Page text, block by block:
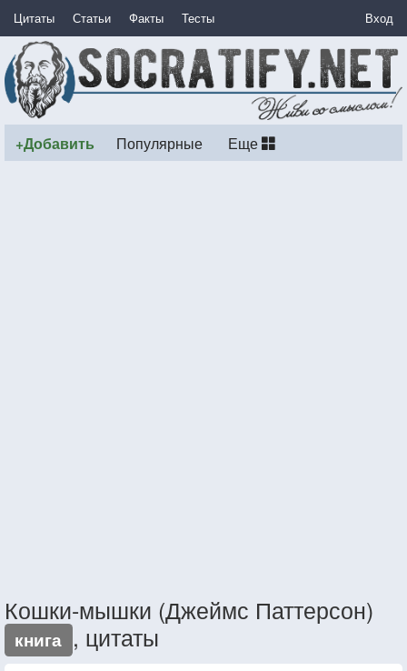
Цитаты Статьи Факты Тесты Вход
+Добавить Популярные Еще
Кошки-мышки (Джеймс Паттерсон)
книга , цитаты